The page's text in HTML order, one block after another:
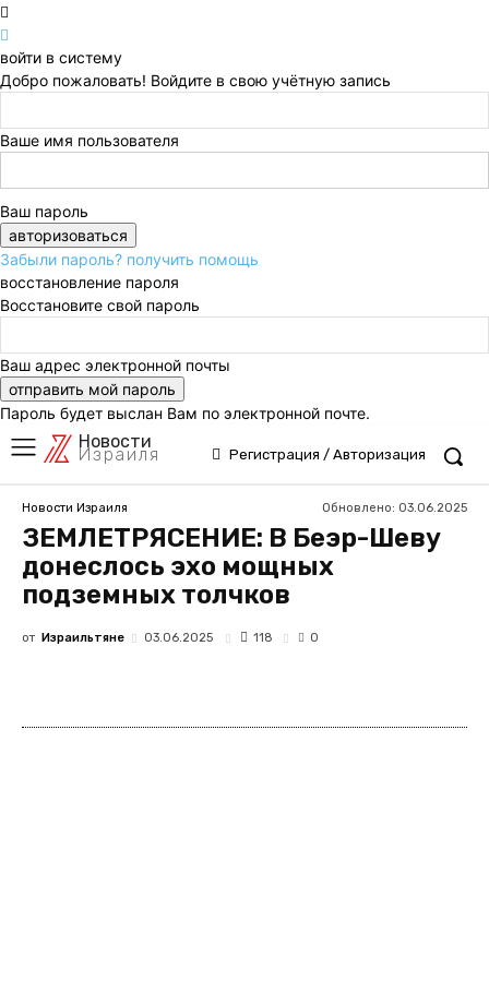
войти в систему
Добро пожаловать! Войдите в свою учётную запись
Ваше имя пользователя
Ваш пароль
Забыли пароль? получить помощь
восстановление пароля
Восстановите свой пароль
Ваш адрес электронной почты
Пароль будет выслан Вам по электронной почте.
Новости
Израиля Регистрация / Авторизация
Новости Израиля Обновлено: 03.06.2025
ЗЕМЛЕТРЯСЕНИЕ: В Беэр-Шеву
донеслось эхо мощных
подземных толчков
от Израильтяне 03.06.2025 118 0